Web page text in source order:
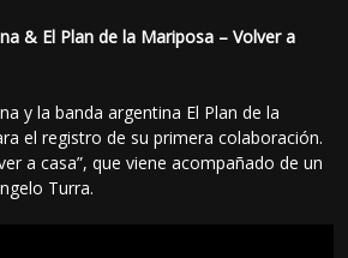
& El Plan de la Mariposa – Volver a
y la banda argentina El Plan de la
el registro de su primera colaboración.
a casa”, que viene acompañado de un
Turra.